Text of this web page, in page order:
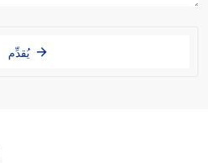
يُقدِّم